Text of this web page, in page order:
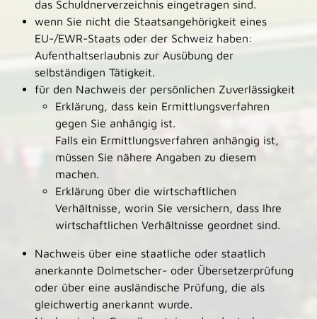
das Schuldnerverzeichnis eingetragen sind.
wenn Sie nicht die Staatsangehörigkeit eines
EU-/EWR-Staats oder der Schweiz haben:
Aufenthaltserlaubnis zur Ausübung der
selbständigen Tätigkeit.
für den Nachweis der persönlichen Zuverlässigkeit
Erklärung, dass kein Ermittlungsverfahren
gegen Sie anhängig ist.
Falls ein Ermittlungsverfahren anhängig ist,
müssen Sie nähere Angaben zu diesem
machen.
Erklärung über die wirtschaftlichen
Verhältnisse, worin Sie versichern, dass Ihre
wirtschaftlichen Verhältnisse geordnet sind.
Nachweis über eine staatliche oder staatlich
anerkannte Dolmetscher- oder Übersetzerprüfung
oder über eine ausländische Prüfung, die als
gleichwertig anerkannt wurde.